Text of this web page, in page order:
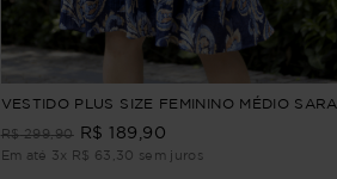
VESTIDO PLUS SIZE FEMININO MÉDIO SARA
R$ 299,90 R$ 189 90
Em até 3x R$ 63 30 sem juros